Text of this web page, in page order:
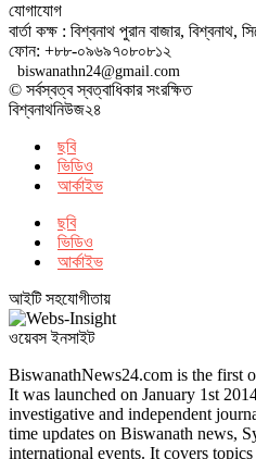
যোগাযোগ
বার্তা কক্ষ : বিশ্বনাথ পুরান বাজার, বিশ্বনাথ,
ফোন: +৮৮-০৯৬৯৭০৮০৮১২
biswanathn24@gmail.com
© সর্বস্বত্ব স্বত্বাধিকার সংরক্ষিত
বিশ্বনাথনিউজ২৪
ছবি
ভিডিও
আর্কাইভ
ছবি
ভিডিও
আর্কাইভ
আইটি সহযোগীতায়
ওয়েবস ইনসাইট
BiswanathNews24.com is the first
It was launched on January 1st
investigative and independent
time updates on Biswanath news,
international events. It covers